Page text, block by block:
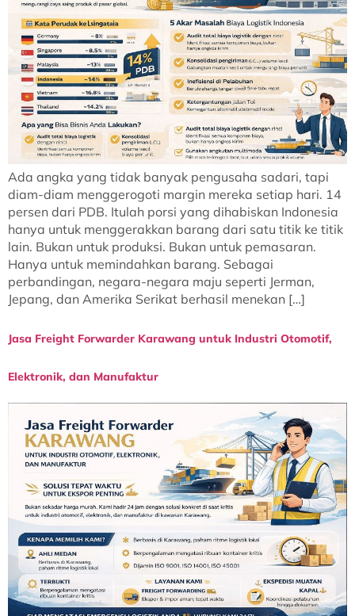
Ada angka yang tidak banyak pengusaha sadari, tapi
diam-diam menggerogoti margin mereka setiap hari. 14
persen dari PDB. Itulah porsi yang dihabiskan Indonesia
hanya untuk menggerakkan barang dari satu titik ke titik
lain. Bukan untuk produksi. Bukan untuk pemasaran.
Hanya untuk memindahkan barang. Sebagai
perbandingan, negara-negara maju seperti Jerman,
Jepang, dan Amerika Serikat berhasil menekan […]
Jasa Freight Forwarder Karawang untuk Industri Otomotif,
Elektronik, dan Manufaktur